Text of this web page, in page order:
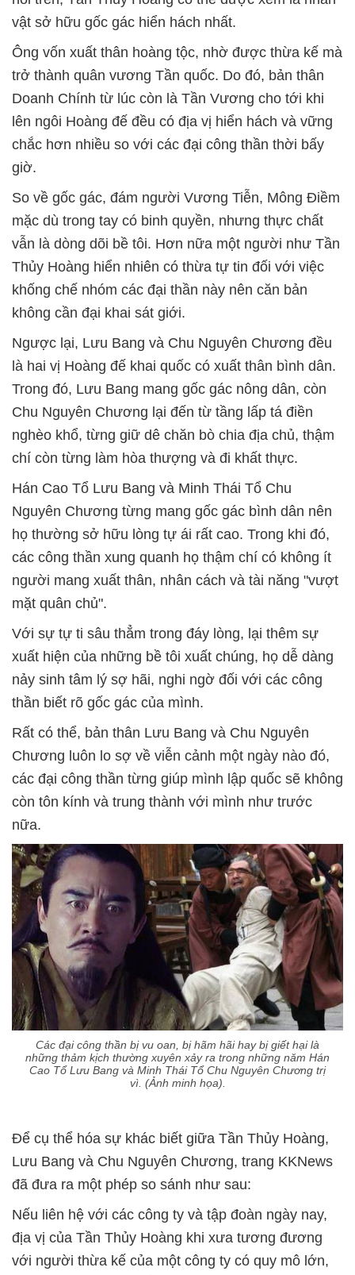
vật sở hữu gốc gác hiển hách nhất.
Ông vốn xuất thân hoàng tộc, nhờ được thừa kế mà
trở thành quân vương Tần quốc. Do đó, bản thân
Doanh Chính từ lúc còn là Tần Vương cho tới khi
lên ngôi Hoàng đế đều có địa vị hiển hách và vững
chắc hơn nhiều so với các đại công thần thời bấy
giờ.
So về gốc gác, đám người Vương Tiễn, Mông Điềm
mặc dù trong tay có binh quyền, nhưng thực chất
vẫn là dòng dõi bề tôi. Hơn nữa một người như Tần
Thủy Hoàng hiển nhiên có thừa tự tin đối với việc
khống chế nhóm các đại thần này nên căn bản
không cần đại khai sát giới.
Ngược lại, Lưu Bang và Chu Nguyên Chương đều
là hai vị Hoàng đế khai quốc có xuất thân bình dân.
Trong đó, Lưu Bang mang gốc gác nông dân, còn
Chu Nguyên Chương lại đến từ tầng lấp tá điền
nghèo khổ, từng giữ dê chăn bò chia địa chủ, thậm
chí còn từng làm hòa thượng và đi khất thực.
Hán Cao Tổ Lưu Bang và Minh Thái Tổ Chu
Nguyên Chương từng mang gốc gác bình dân nên
họ thường sở hữu lòng tự ái rất cao. Trong khi đó,
các công thần xung quanh họ thậm chí có không ít
người mang xuất thân, nhân cách và tài năng "vượt
mặt quân chủ".
Với sự tự ti sâu thẳm trong đáy lòng, lại thêm sự
xuất hiện của những bề tôi xuất chúng, họ dễ dàng
nảy sinh tâm lý sợ hãi, nghi ngờ đối với các công
thần biết rõ gốc gác của mình.
Rất có thể, bản thân Lưu Bang và Chu Nguyên
Chương luôn lo sợ về viễn cảnh một ngày nào đó,
các đại công thần từng giúp mình lập quốc sẽ không
còn tôn kính và trung thành với mình như trước
nữa.
Các đại công thần bị vu oan, bị hãm hãi hay bị giết hại là
những thảm kịch thường xuyên xảy ra trong những năm Hán
Cao Tổ Lưu Bang và Minh Thái Tổ Chu Nguyên Chương trị
vì. (Ảnh minh họa).
Để cụ thể hóa sự khác biết giữa Tần Thủy Hoàng,
Lưu Bang và Chu Nguyên Chương, trang KKNews
đã đưa ra một phép so sánh như sau:
Nếu liên hệ với các công ty và tập đoàn ngày nay,
địa vị của Tần Thủy Hoàng khi xưa tương đương
với người thừa kế của một công ty có quy mô lớn,